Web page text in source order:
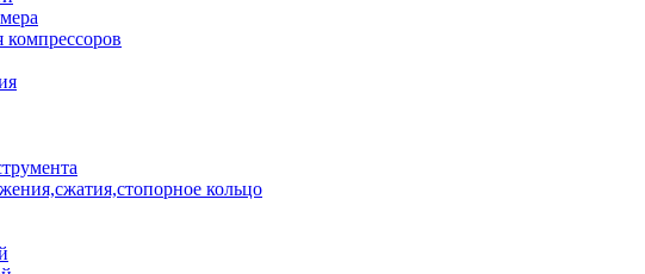
компрессоров
кольцо